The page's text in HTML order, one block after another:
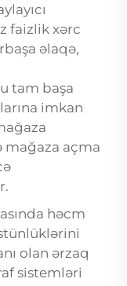
faizlik xərc
əlaqə,
tam başa
imkan
mağaza açma
həcm
olan ərzaq
sistemləri